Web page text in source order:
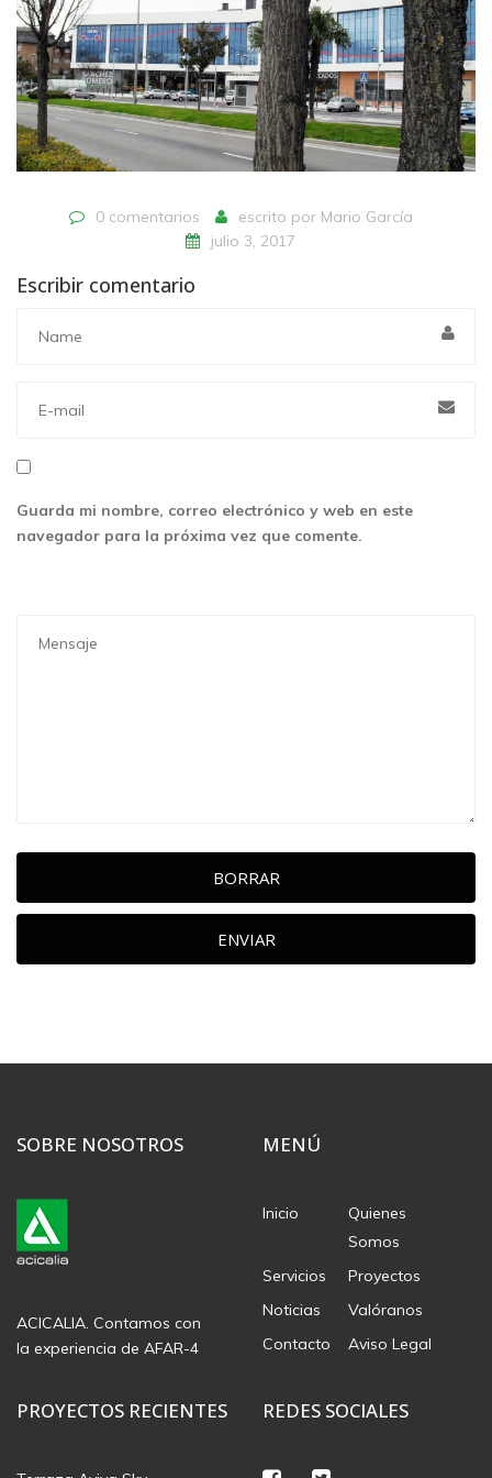
0 comentarios escrito por Mario García
julio 3, 2017
Escribir comentario
Guarda mi nombre, correo electrónico y web en este
navegador para la próxima vez que comente.
BORRAR
ENVIAR
SOBRE NOSOTROS
ACICALIA. Contamos con
la experiencia de AFAR-4
MENÚ
Inicio
Quienes
Somos
Servicios
Proyectos
Noticias
Valóranos
Contacto
Aviso Legal
PROYECTOS RECIENTES REDES SOCIALES